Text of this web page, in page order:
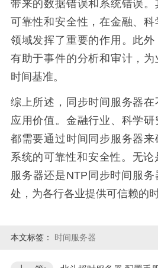
带来的数据错误和系统错误。
可靠性和安全性，在金融、
领域发挥了重要的作用。此
有助于事件的分析和审计，
时间基准。
综上所述，同步时间服务器
应用价值。金融行业、科学
都需要通过时间同步服务器来
系统的可靠性和安全性。无
服务器还是NTP同步时间服
处，为各行各业提供可信赖的时
本文标签： 时间服务器